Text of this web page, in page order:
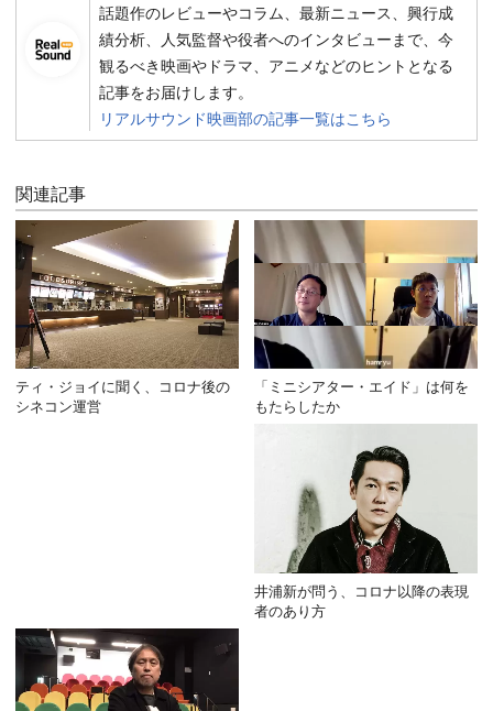
話題作のレビューやコラム、最新ニュース、興行成
績分析、人気監督や役者へのインタビューまで、今
観るべき映画やドラマ、アニメなどのヒントとなる
記事をお届けします。
リアルサウンド映画部の記事一覧はこちら
関連記事
ティ・ジョイに聞く、コロナ後の
シネコン運営
「ミニシアター・エイド」は何を
もたらしたか
井浦新が問う、コロナ以降の表現
者のあり方